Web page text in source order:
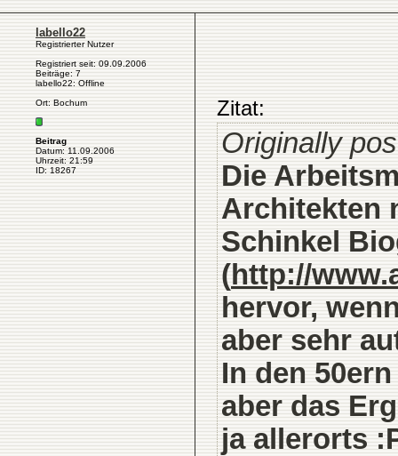
labello22
Registrierter Nutzer
Registriert seit: 09.09.2006
Beiträge: 7
labello22: Offline
Ort: Bochum
Beitrag
Datum: 11.09.2006
Uhrzeit: 21:59
ID: 18267
Zitat:
Originally
Die
Architekten
Schinkel
(http://
hervor,
aber sehr
In den
aber das
ja allerorts